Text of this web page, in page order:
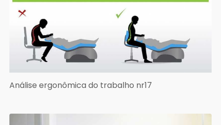
Análise ergonômica do trabalho nr17